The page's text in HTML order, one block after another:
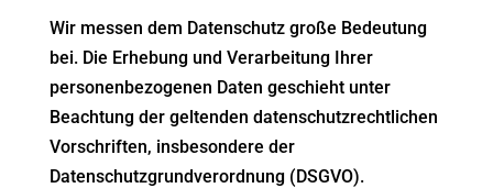
Wir messen dem Datenschutz große Bedeutung
bei. Die Erhebung und Verarbeitung Ihrer
personenbezogenen Daten geschieht unter
Beachtung der geltenden datenschutzrechtlichen
Vorschriften, insbesondere der
Datenschutzgrundverordnung (DSGVO).